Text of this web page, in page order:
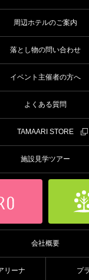
周辺ホテルのご案内
落とし物の問い合わせ
イベント主催者の方へ
よくある質問
TAMAARI STORE
施設見学ツアー
会社概要
リーナ プ